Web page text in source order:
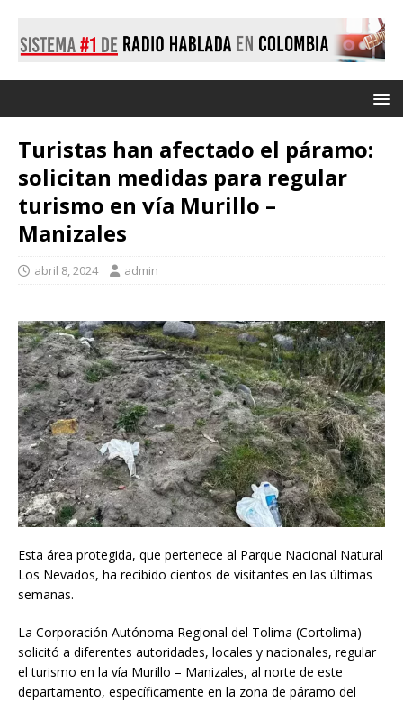
Turistas han afectado el páramo:
solicitan medidas para regular
turismo en vía Murillo –
Manizales
abril 8, 2024 admin
Esta área protegida, que pertenece al Parque Nacional Natural
Los Nevados, ha recibido cientos de visitantes en las últimas
semanas.
La Corporación Autónoma Regional del Tolima (Cortolima)
solicitó a diferentes autoridades, locales y nacionales, regular
el turismo en la vía Murillo – Manizales, al norte de este
departamento, específicamente en la zona de páramo del